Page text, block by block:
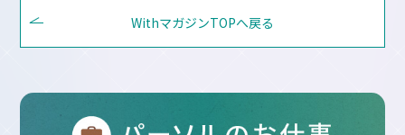
ペ
ー
ジ
り
WithマガジンTOPへ戻る